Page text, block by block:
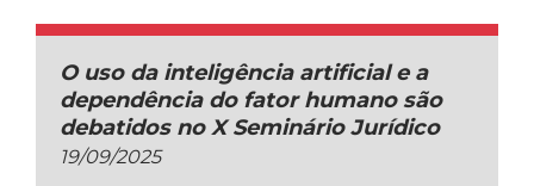
O uso da inteligência artificial e a
dependência do fator humano são
debatidos no X Seminário Jurídico
19/09/2025